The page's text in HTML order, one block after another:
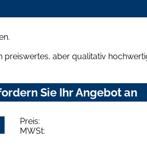
preiswertes, aber qualitativ
Sie Ihr Angebot an
Preis:
MWSt: